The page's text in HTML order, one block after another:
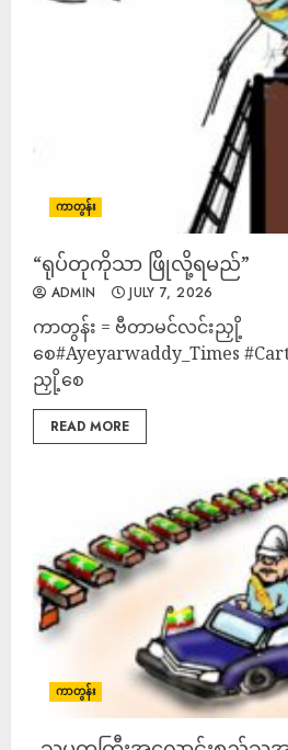
ကာတွန်း
“ရုပ်တုကိုသာ ဖြိုလို့ရမည်”
ADMIN JULY 7, 2026
ကာတွန်း = ဗီတာမင်လင်းညှို့
စေ#Ayeyarwaddy_Times
ညှို့စေ
READ MORE
ကာတွန်း